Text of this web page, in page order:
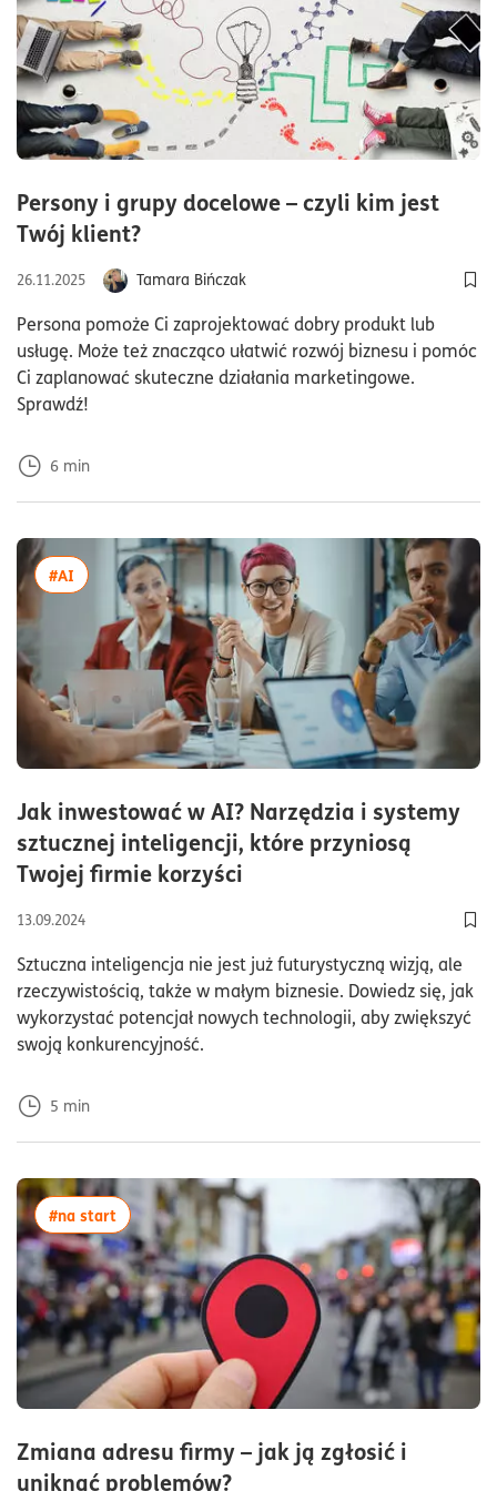
Persony i grupy docelowe – czyli kim jest
Twój klient?czas czytania6minuty
26.11.2025
Tamara Bińczak
Persona pomoże Ci zaprojektować dobry produkt lub
usługę. Może też znacząco ułatwić rozwój biznesu i pomóc
Ci zaplanować skuteczne działania marketingowe.
Sprawdź!
6 min
Jak inwestować w AI? Narzędzia i systemy
sztucznej inteligencji, które przyniosą
Twojej firmie korzyści
13.09.2024
Sztuczna inteligencja nie jest już futurystyczną wizją, ale
rzeczywistością, także w małym biznesie. Dowiedz się, jak
wykorzystać potencjał nowych technologii, aby zwiększyć
swoją konkurencyjność.
5 min
#AI więcej artykułów z tagiem:#AI
Zmiana adresu firmy – jak ją zgłosić i
uniknąć problemów?czas czytania5minuty
#na start więcej artykułów z tagiem:#na start